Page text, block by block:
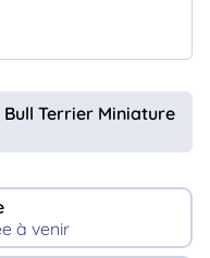
Terrier Miniature
à venir